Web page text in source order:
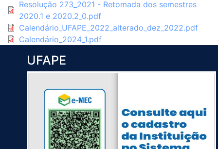
Resolução 273_2021 - Retomada dos semestres
2020.1 e 2020.2_0.pdf
Calendário_UFAPE_2022_alterado_dez_2022.pdf
Calendário_2024_1.pdf
UFAPE